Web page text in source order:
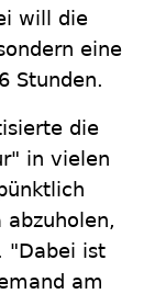
will die
eine
Stunden.
die
in vielen
"Dabei ist
am